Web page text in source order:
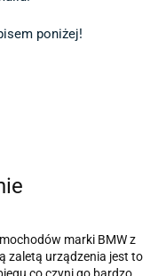
poniżej!
marki BMW z
zaletą urządzenia jest to
co czyni go bardzo